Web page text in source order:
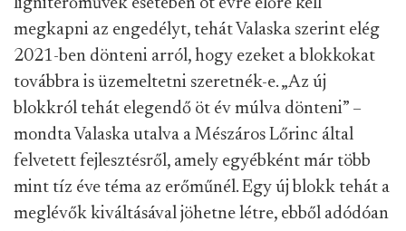
ligniterőművek esetében öt évre előre kell
megkapni az engedélyt, tehát Valaska szerint elég
2021-ben dönteni arról, hogy ezeket a blokkokat
továbbra is üzemeltetni szeretnék-e. „Az új
blokkról tehát elegendő öt év múlva dönteni” –
mondta Valaska utalva a Mészáros Lőrinc által
felvetett fejlesztésről, amely egyébként már több
mint tíz éve téma az erőműnél. Egy új blokk tehát a
meglévők kiváltásával jöhetne létre, ebből adódóan